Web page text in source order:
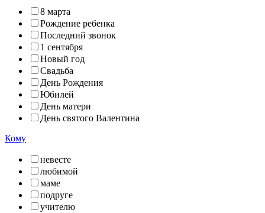
8 марта
Рождение ребенка
Последний звонок
1 сентября
Новый год
Свадьба
День Рождения
Юбилей
День матери
День святого Валентина
Кому
невесте
любимой
маме
подруге
учителю